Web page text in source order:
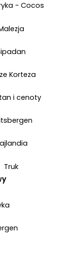
- Cocos
Korteza
i cenoty
Truk